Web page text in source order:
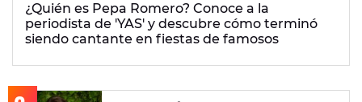
¿Quién es Pepa Romero? Conoce a la
periodista de 'YAS' y descubre cómo terminó
siendo cantante en fiestas de famosos